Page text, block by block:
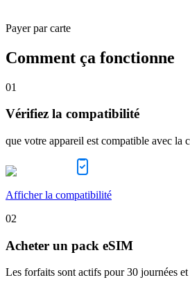
Payer par carte
Comment ça fonctionne
01
Vérifiez la compatibilité
que votre appareil est compatible avec la
Afficher la compatibilité
02
Acheter un pack eSIM
Les forfaits sont actifs pour 30 journées